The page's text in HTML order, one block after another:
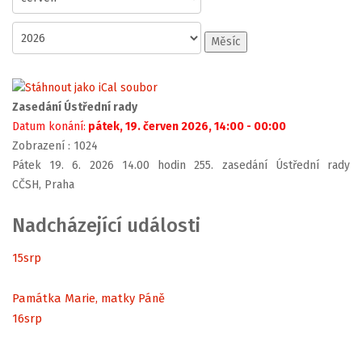
Měsíc
Zasedání Ústřední rady
Datum konání: pátek, 19. červen 2026, 14:00 - 00:00
Zobrazení : 1024
Pátek 19. 6. 2026 14.00 hodin 255. zasedání Ústřední rady
CČSH, Praha
Nadcházející události
15srp
Památka Marie, matky Páně
16srp